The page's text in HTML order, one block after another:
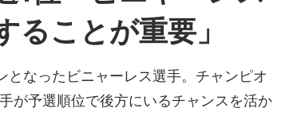
ることが重要」
なったビニャーレス選手。チャンピオ
が予選順位で後方にいるチャンスを活か